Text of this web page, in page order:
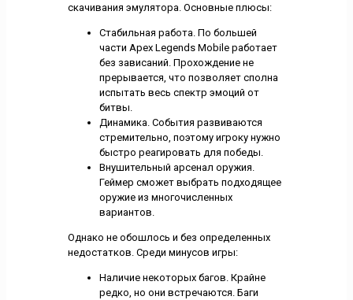
скачивания эмулятора. Основные плюсы:
Стабильная работа. По большей
части Apex Legends Mobile работает
без зависаний. Прохождение не
прерывается, что позволяет сполна
испытать весь спектр эмоций от
битвы.
Динамика. События развиваются
стремительно, поэтому игроку нужно
быстро реагировать для победы.
Внушительный арсенал оружия.
Геймер сможет выбрать подходящее
оружие из многочисленных
вариантов.
Однако не обошлось и без определенных
недостатков. Среди минусов игры:
Наличие некоторых багов. Крайне
редко, но они встречаются. Баги